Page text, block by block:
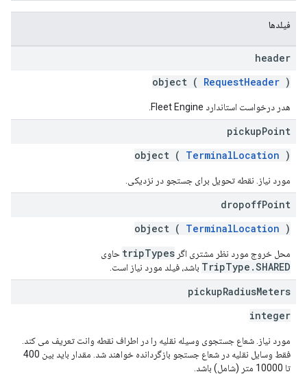
فیلدها
header
object ( RequestHeader )
هدر درخواست استاندارد Fleet Engine.
pickupPoint
object ( TerminalLocation )
مورد نیاز. نقطه تحویل برای جستجو در نزدیکی.
dropoffPoint
object ( TerminalLocation )
محل خروج مورد نظر مشتری اگر tripTypes حاوی
TripType.SHARED باشد، فیلد مورد نیاز است.
pickupRadiusMeters
integer
مورد نیاز. شعاع جستجوی وسیله نقلیه را در اطراف نقطه وانت تعریف می کند.
فقط وسایل نقلیه در شعاع جستجو بازگردانده خواهند شد. مقدار باید بین 400
تا 10000 متر (شامل) باشد.